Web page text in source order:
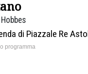
di Piazzale Re
programma